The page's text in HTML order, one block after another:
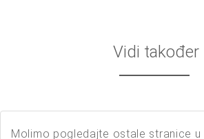
Vidi također
Molimo pogledajte ostale stranice u